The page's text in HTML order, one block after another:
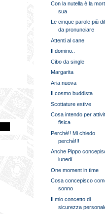
Con la nutella è la
sua
Le cinque parole più
da pronunciare
Attenti al cane
Il domino..
Cibo da single
Margarita
Aria nuova
Il cosmo buddista
Scottature estive
Cosa intendo per
fisica
Perchè!! Mi chiedo
perchè!!!
Anche Pippo
lunedì
One moment in time
Cosa concepisco
sonno
Il mio concetto di
sicurezza